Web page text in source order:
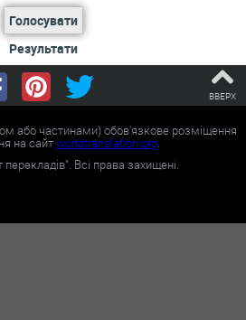
Голосувати
Результати
ВВЕРХ
або частинами) обов'язкове розміщення
на сайтworldtranslation.org.
перекладів". Всі права захищені.